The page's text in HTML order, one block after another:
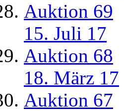
Auktion 69
15. Juli 17
Auktion 68
18. März 17
Auktion 67